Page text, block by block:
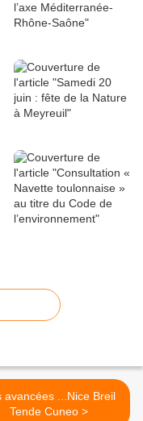
avancées ...Nice Breil
Tende Cuneo >